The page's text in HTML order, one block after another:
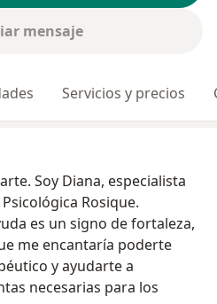
mensaje
Servicios y precios
Soy Diana, especialista
Rosique.
es un signo de fortaleza,
me encantaría poderte
y ayudarte a
necesarias para los